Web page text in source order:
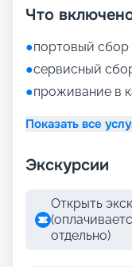
Что
●портовый сбор
●сервисный
●проживание в
Показать все
Экскурсии
Открыть
отдельно)